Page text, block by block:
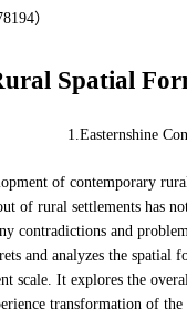
）
Spatial
1.Easternshine
of contemporary
of rural settlements has
contradictions and
and analyzes the
scale. It explores the
transformation of